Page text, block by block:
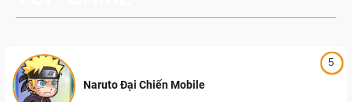
5
Naruto Đại Chiến Mobile